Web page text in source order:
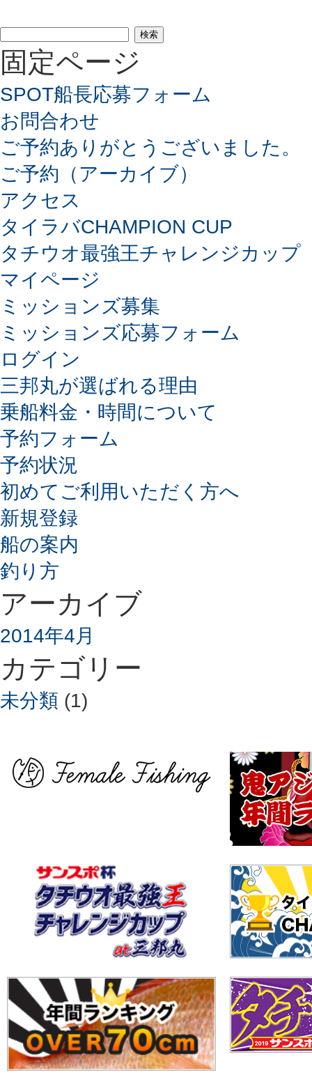
検
索:
固定ページ
SPOT船長応募フォーム
お問合わせ
ご予約ありがとうございました。
ご予約（アーカイブ）
アクセス
タイラバCHAMPION CUP
タチウオ最強王チャレンジカップ
マイページ
ミッションズ募集
ミッションズ応募フォーム
ログイン
三邦丸が選ばれる理由
乗船料金・時間について
予約フォーム
予約状況
初めてご利用いただく方へ
新規登録
船の案内
釣り方
アーカイブ
2014年4月
カテゴリー
未分類 (1)